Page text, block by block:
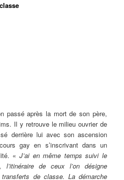
passé après la mort de son père,
Il y retrouve le milieu ouvrier de
derrière lui avec son ascension
gay en s’inscrivant dans un
« J’ai en même temps suivi le
de ceux l’on désigne
de classe. La démarche